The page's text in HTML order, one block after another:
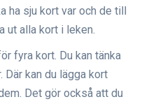
ha sju kort var och de till
ut alla kort i leken.
fyra kort. Du kan tänka
Där kan du lägga kort
Det gör också att du